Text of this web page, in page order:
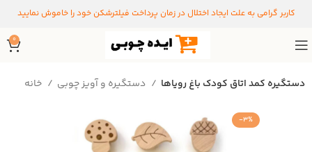
کاربر گرامی به علت ایجاد اختلال در زمان پرداخت فیلترشکن خود را خاموش نمایید
0
خانه دستگیره و آویز چوبی دستگیره‌ کمد اتاق کودک باغ رویاها
-3%